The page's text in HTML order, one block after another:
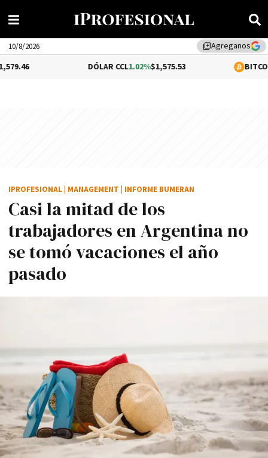
library_addAgreganos
10/8/2026
1.02%$1,575.53 -0.12%
Casi la mitad de los
trabajadores en Argentina no
se tomó vacaciones el año
pasado
IPROFESIONAL MANAGEMENT INFORME BUMERAN